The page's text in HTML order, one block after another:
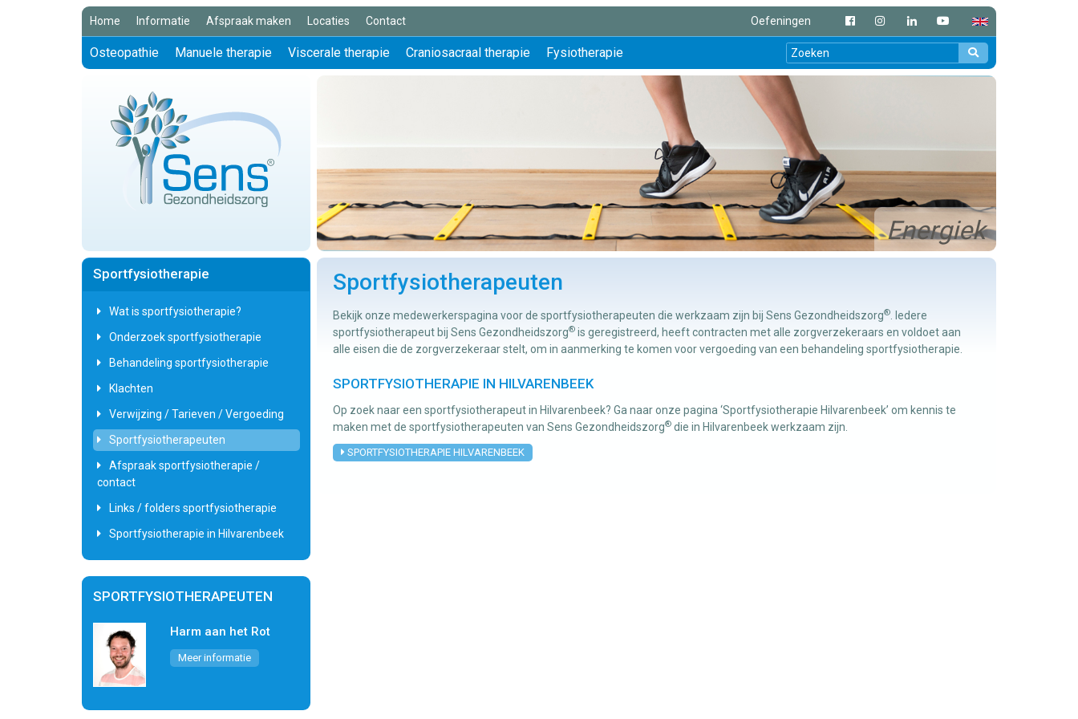
Home Informatie Afspraak maken Locaties Contact Oefeningen
Osteopathie Manuele therapie Viscerale therapie Craniosacraal therapie Fysiotherapie
Energiek
Sportfysiotherapeuten
Bekijk onze medewerkerspagina voor de sportfysiotherapeuten die werkzaam zijn bij Sens Gezondheidszorg®
. Iedere
sportfysiotherapeut bij Sens Gezondheidszorg® is geregistreerd, heeft contracten met alle zorgverzekeraars en voldoet aan
alle eisen die de zorgverzekeraar stelt, om in aanmerking te komen voor vergoeding van een behandeling sportfysiotherapie.
SPORTFYSIOTHERAPIE IN HILVARENBEEK
Op zoek naar een sportfysiotherapeut in Hilvarenbeek? Ga naar onze pagina ‘Sportfysiotherapie Hilvarenbeek’ om kennis te
maken met de sportfysiotherapeuten van Sens Gezondheidszorg® die in Hilvarenbeek werkzaam zijn.
SPORTFYSIOTHERAPIE HILVARENBEEK
SPORTFYSIOTHERAPEUTEN
Harm aan het Rot
Meer informatie
Sportfysiotherapie
Wat is sportfysiotherapie?
Onderzoek sportfysiotherapie
Behandeling sportfysiotherapie
Klachten
Verwijzing / Tarieven / Vergoeding
Sportfysiotherapeuten
Afspraak sportfysiotherapie /
contact
Links / folders sportfysiotherapie
Sportfysiotherapie in Hilvarenbeek